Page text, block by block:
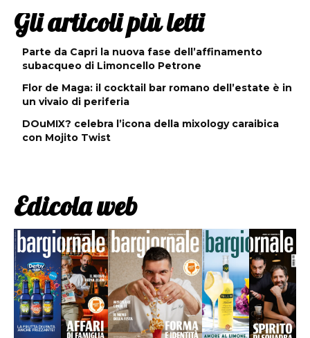
Gli articoli più letti
Parte da Capri la nuova fase dell’affinamento
subacqueo di Limoncello Petrone
Flor de Maga: il cocktail bar romano dell’estate è in
un vivaio di periferia
DOuMIX? celebra l’icona della mixology caraibica
con Mojito Twist
Edicola web